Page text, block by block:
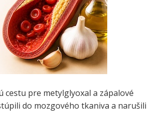
pre metylglyoxal a zápalové
do mozgového tkaniva a narušili